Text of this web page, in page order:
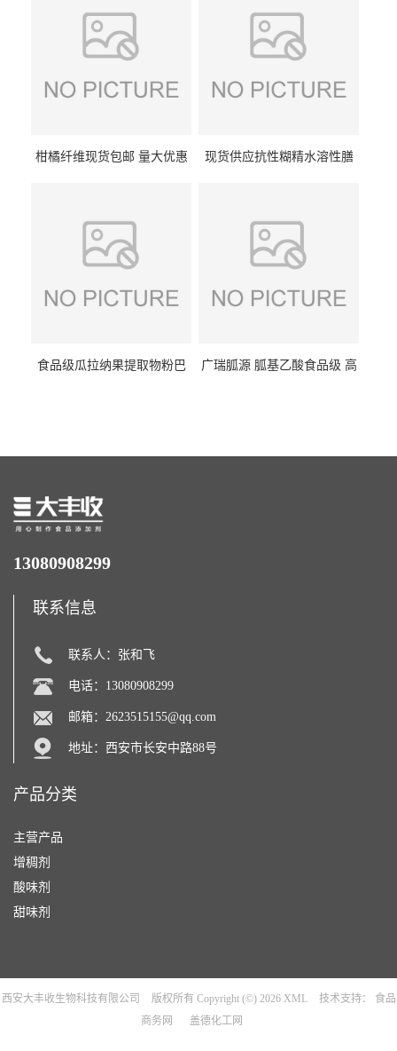
柑橘纤维现货包邮 量大优惠
现货供应抗性糊精水溶性膳
食品级瓜拉纳果提取物粉巴
广瑞胍源 胍基乙酸食品级 高
13080908299
联系信息
联系人：张和飞
电话：13080908299
邮箱： 2623515155@qq.com
地址：西安市长安中路88号
产品分类
主营产品
增稠剂
酸味剂
甜味剂
西安大丰收生物科技有限公司 版权所有 Copyright (©) 2026 XML 技术支持：
食品
商务网
盖德化工网